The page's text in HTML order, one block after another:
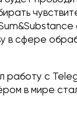
в сфере
работу с
в мире